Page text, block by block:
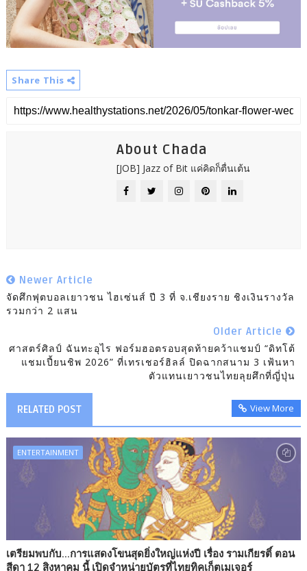
Share This
About Chada
[JOB] Jazz of Bit แค่คิดก็ตื่นเต้น
Newer Article
จัดศึกฟุตบอลเยาวชน ไฮเซ่นส์ ปี 3 ที่ จ.เชียงราย ชิงเงินรางวัล
รวมกว่า 2 แสน
Older Article
ศาสตร์ศิลป์ ฉันทะอุไร ฟอร์มฮอตรอบสุดท้ายคว้าแชมป์ “ดิทโต้
แชมเปี้ยนชิพ 2026” ที่เทรเชอร์ฮิลล์ ปิดฉากสนาม 3 เฟ้นหา
ตัวแทนเยาวชนไทยลุยศึกที่ญี่ปุ่น
RELATED POST View More
ENTERTAINMENT
เตรียมพบกับ...การแสดงโขนสุดยิ่งใหญ่แห่งปี เรื่อง รามเกียรติ์ ตอน
สีดา 12 สิงหาคม นี้ เปิดจำหน่ายบัตรที่ไทยทิคเก็ตเมเจอร์